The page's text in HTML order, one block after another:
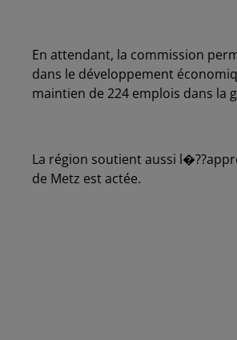
En attendant, la commission
dans le développement
maintien de 224 emplois dans la
La région soutient aussi
de Metz est actée.